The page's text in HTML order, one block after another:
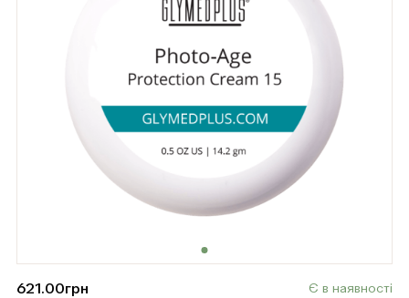
621.00грн Є в наявності